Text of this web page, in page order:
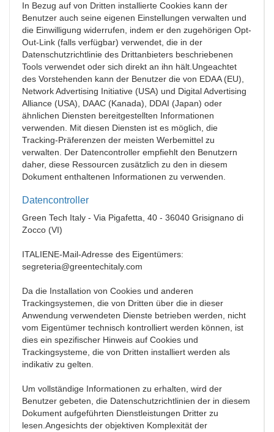
In Bezug auf von Dritten installierte Cookies kann der
Benutzer auch seine eigenen Einstellungen verwalten und
die Einwilligung widerrufen, indem er den zugehörigen Opt-
Out-Link (falls verfügbar) verwendet, die in der
Datenschutzrichtlinie des Drittanbieters beschriebenen
Tools verwendet oder sich direkt an ihn hält.Ungeachtet
des Vorstehenden kann der Benutzer die von EDAA (EU),
Network Advertising Initiative (USA) und Digital Advertising
Alliance (USA), DAAC (Kanada), DDAI (Japan) oder
ähnlichen Diensten bereitgestellten Informationen
verwenden. Mit diesen Diensten ist es möglich, die
Tracking-Präferenzen der meisten Werbemittel zu
verwalten. Der Datencontroller empfiehlt den Benutzern
daher, diese Ressourcen zusätzlich zu den in diesem
Dokument enthaltenen Informationen zu verwenden.
Datencontroller
Green Tech Italy - Via Pigafetta, 40 - 36040 Grisignano di
Zocco (VI)
ITALIENE-Mail-Adresse des Eigentümers:
segreteria@greentechitaly.com
Da die Installation von Cookies und anderen
Trackingsystemen, die von Dritten über die in dieser
Anwendung verwendeten Dienste betrieben werden, nicht
vom Eigentümer technisch kontrolliert werden können, ist
dies ein spezifischer Hinweis auf Cookies und
Trackingsysteme, die von Dritten installiert werden als
indikativ zu gelten.
Um vollständige Informationen zu erhalten, wird der
Benutzer gebeten, die Datenschutzrichtlinien der in diesem
Dokument aufgeführten Dienstleistungen Dritter zu
lesen.Angesichts der objektiven Komplexität der